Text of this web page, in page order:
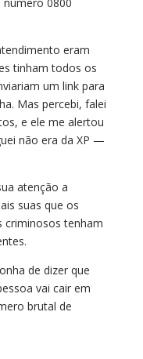
eram
tinham todos os
um link para
Mas percebi, falei
e ele me alertou
não era da XP —
atenção a
suas que os
criminosos tenham
de dizer que
vai cair em
brutal de